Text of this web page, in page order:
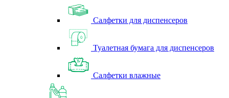
Салфетки для диспенсеров
Туалетная бумага для диспенсеров
Салфетки влажные